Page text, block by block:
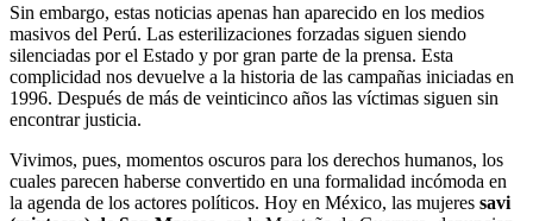
Sin embargo, estas noticias apenas han aparecido en los medios
masivos del Perú. Las esterilizaciones forzadas siguen siendo
silenciadas por el Estado y por gran parte de la prensa. Esta
complicidad nos devuelve a la historia de las campañas iniciadas en
1996. Después de más de veinticinco años las víctimas siguen sin
encontrar justicia.
Vivimos, pues, momentos oscuros para los derechos humanos, los
cuales parecen haberse convertido en una formalidad incómoda en
la agenda de los actores políticos. Hoy en México, las mujeres savi